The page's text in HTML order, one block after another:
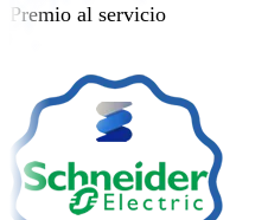
Premio al servicio